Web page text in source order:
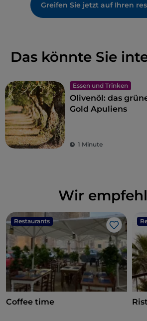
Das könnte Sie
Essen und Trinken
Olivenöl: das
Gold Apuliens
1 Minute
Wir
Restaurants
Like
Coffee time